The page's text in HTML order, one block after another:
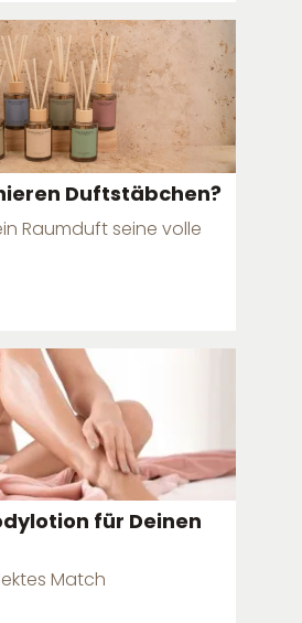
Duftstäbchen?
Raumduft seine volle
für Deinen
Match